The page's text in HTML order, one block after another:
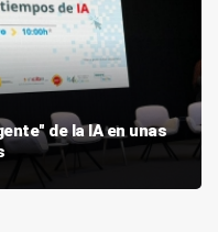
de la IA en unas